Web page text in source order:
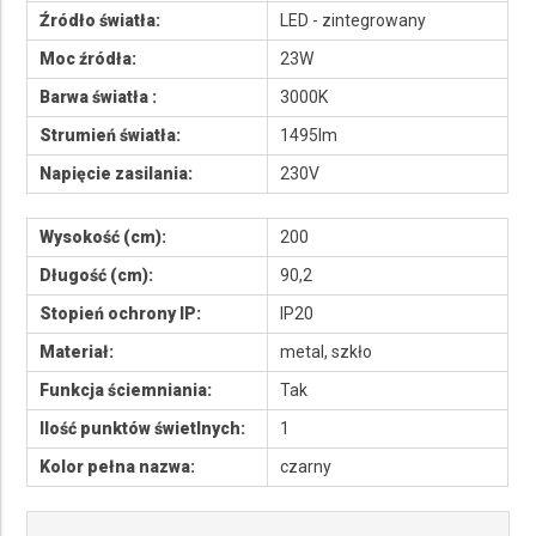
Źródło światła:
LED - zintegrowany
Moc źródła:
23W
Barwa światła :
3000K
Strumień światła:
1495lm
Napięcie zasilania:
230V
Wysokość (cm):
200
Długość (cm):
90,2
Stopień ochrony IP:
IP20
Materiał:
metal, szkło
Funkcja ściemniania:
Tak
Ilość punktów świetlnych:
1
Kolor pełna nazwa:
czarny